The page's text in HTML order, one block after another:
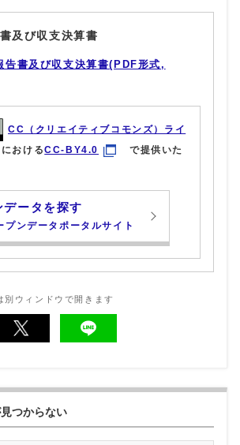
及び収支決算書
告書及び収支決算書(PDF形式,
CC（クリエイティブコモンズ）ライ
におけるCC-BY4.0
で提供いた
データを探す
プンデータポータルサイト
別ウィンドウで開きます
つからない